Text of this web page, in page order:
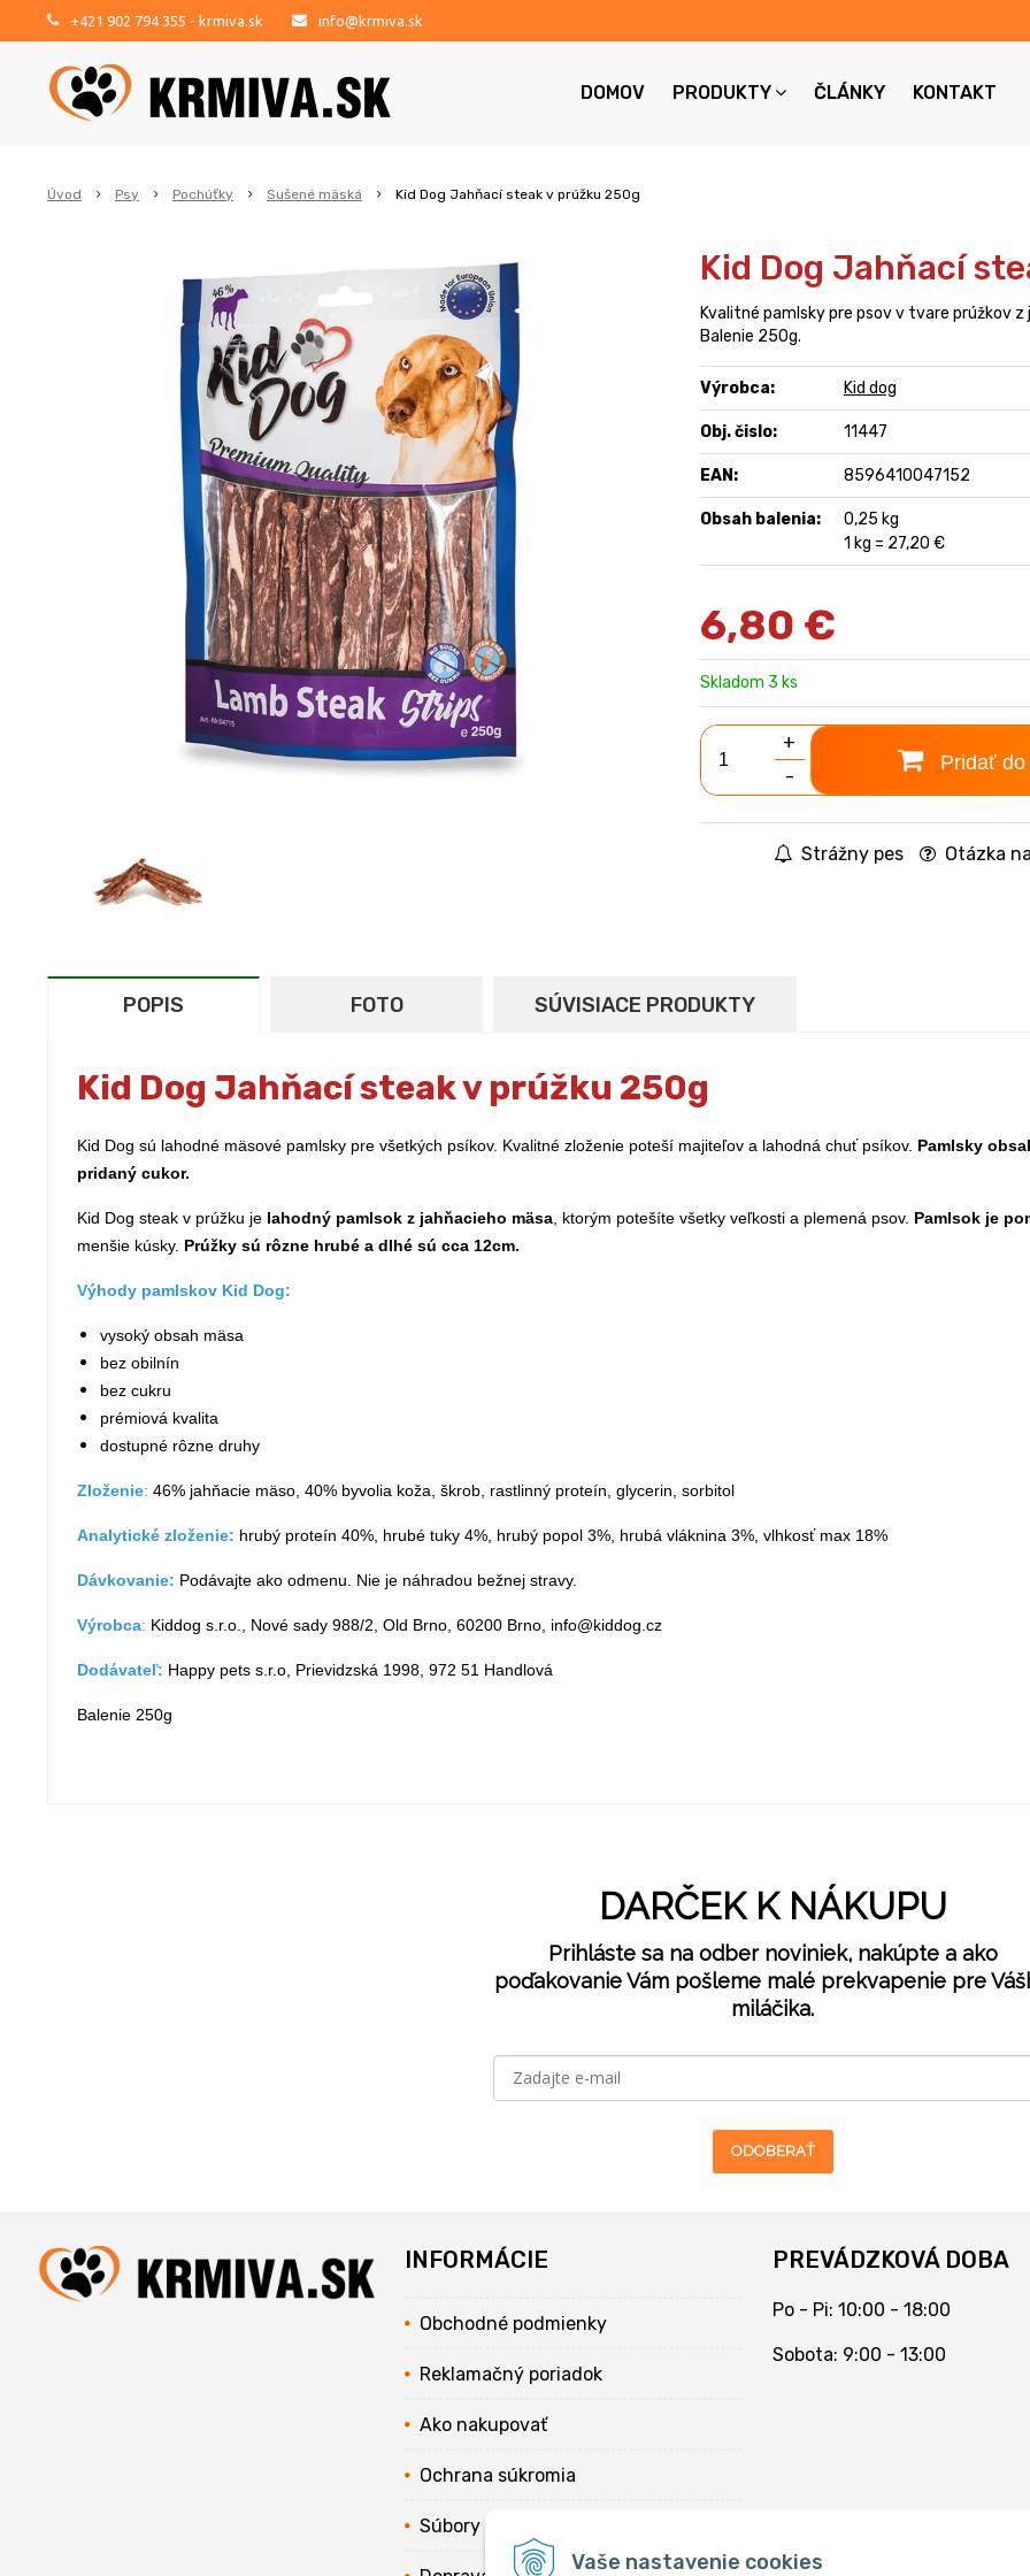
Vaše nastavenie cookies
+421 902 794 355 - krmiva.sk info@krmiva.sk
DOMOV PRODUKTY ČLÁNKY KONTAKT
Úvod Psy Pochúťky Sušené mäská Kid Dog Jahňací steak v prúžku 250g
Kid Dog Jahňací
Kvalitné pamlsky pre psov v tvare prúžkov z
Balenie 250g.
Výrobca: Kid dog
Obj. čislo: 11447
EAN: 8596410047152
Obsah balenia:
0,25 kg
1 kg = 27,20 €
6,80 €
Skladom 3 ks
+
-
Pridať
Strážny pes Otázka
POPIS FOTO SÚVISIACE PRODUKTY
Kid Dog Jahňací steak v prúžku 250g
Kid Dog sú lahodné mäsové pamlsky pre všetkých psíkov. Kvalitné zloženie poteší majiteľov a lahodná chuť psíkov. Pamlsky
pridaný cukor.
Kid Dog steak v prúžku je lahodný pamlsok z jahňacieho mäsa , ktorým potešíte všetky veľkosti a plemená psov. Pamlsok je
menšie kúsky. Prúžky sú rôzne hrubé a dlhé sú cca 12cm.
Výhody pamlskov Kid Dog:
vysoký obsah mäsa
bez obilnín
bez cukru
prémiová kvalita
dostupné rôzne druhy
Zloženie: 46% jahňacie mäso, 40% byvolia koža, škrob, rastlinný proteín, glycerin, sorbitol
Analytické zloženie: hrubý proteín 40%, hrubé tuky 4%, hrubý popol 3%, hrubá vláknina 3%, vlhkosť max 18%
Dávkovanie: Podávajte ako odmenu. Nie je náhradou bežnej stravy.
Výrobca: Kiddog s.r.o., Nové sady 988/2, Old Brno, 60200 Brno, info@kiddog.cz
Dodávateľ: Happy pets s.r.o, Prievidzská 1998, 972 51 Handlová
Balenie 250g
DARČEK K NÁKUPU
Prihláste sa na odber noviniek, nakúpte a ako
poďakovanie Vám pošleme malé prekvapenie pre
miláčika.
ODOBERAŤ
INFORMÁCIE
Obchodné podmienky
Reklamačný poriadok
Ako nakupovať
Ochrana súkromia
Súbory cookies
PREVÁDZKOVÁ DOBA
Po - Pi: 10:00 - 18:00
Sobota: 9:00 - 13:00